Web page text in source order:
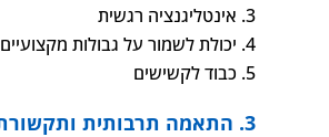
אינטליגנציה רגשית
יכולת לשמור על גבולות מקצועיים
כבוד לקשישים
3. התאמה תרבותית ותקשורת